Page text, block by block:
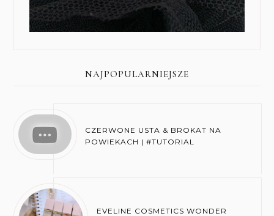
NAJPOPULARNIEJSZE
CZERWONE USTA & BROKAT NA
POWIEKACH | #TUTORIAL
EVELINE COSMETICS WONDER